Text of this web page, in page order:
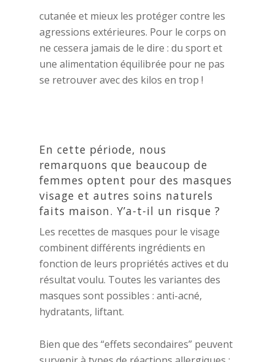
cutanée et mieux les protéger contre les
agressions extérieures. Pour le corps on
ne cessera jamais de le dire : du sport et
une alimentation équilibrée pour ne pas
se retrouver avec des kilos en trop !
En cette période, nous
remarquons que beaucoup de
femmes optent pour des masques
visage et autres soins naturels
faits maison. Y’a-t-il un risque ?
Les recettes de masques pour le visage
combinent différents ingrédients en
fonction de leurs propriétés actives et du
résultat voulu. Toutes les variantes des
masques sont possibles : anti-acné,
hydratants, liftant.
Bien que des “effets secondaires” peuvent